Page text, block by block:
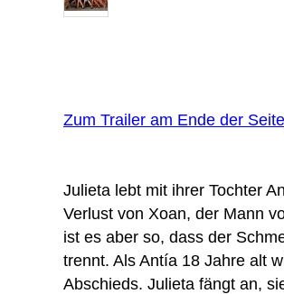
Zum Trailer am Ende der Seite
Julieta lebt mit ihrer Tochter
Verlust von Xoan, der Mann
ist es aber so, dass der
trennt. Als Antía 18 Jahre alt
Abschieds. Julieta fängt an,